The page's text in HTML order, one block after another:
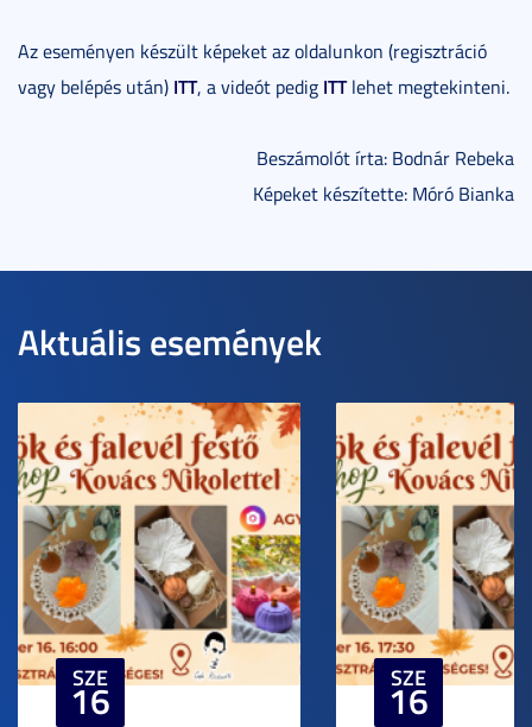
Az eseményen készült képeket az oldalunkon (regisztráció
vagy belépés után) ITT, a videót pedig ITT lehet megtekinteni.
Beszámolót írta: Bodnár Rebeka
Képeket készítette: Móró Bianka
Aktuális események
SZE
16 SZE
16